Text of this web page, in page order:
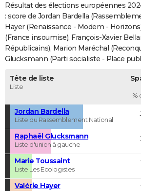
COPAINS D'AVANT
S'inscrire
Se connecter
Lycées
Collèges
Primaires
Universités
Entreprises
Service militaire
Avis de recherche
AVIS DE DÉCÈS
FORUM
Résultat des élections européennes
: score de Jordan Bardella
Hayer (Renaissance - Modem -
(France insoumise), François-Xavier
Républicains), Marion Maréchal
Glucksmann (Parti socialiste - Place
Tête de liste
Liste
%
Jordan Bardella
Liste du Rassemblement National
Raphaël Glucksmann
Liste d'union à gauche
Marie Toussaint
Liste Les Ecologistes
Valérie Hayer